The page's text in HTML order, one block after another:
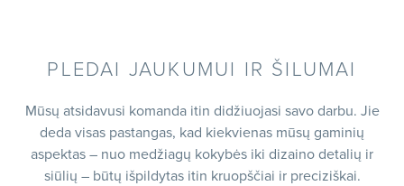
PLEDAI JAUKUMUI IR ŠILUMAI
Mūsų atsidavusi komanda itin didžiuojasi savo darbu. Jie
deda visas pastangas, kad kiekvienas mūsų gaminių
aspektas – nuo medžiagų kokybės iki dizaino detalių ir
siūlių – būtų išpildytas itin kruopščiai ir preciziškai.